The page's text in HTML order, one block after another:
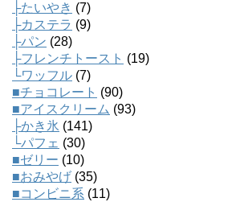
├たいやき (7)
├カステラ (9)
├パン (28)
├フレンチトースト (19)
└ワッフル (7)
■チョコレート (90)
■アイスクリーム (93)
├かき氷 (141)
└パフェ (30)
■ゼリー (10)
■おみやげ (35)
■コンビニ系 (11)